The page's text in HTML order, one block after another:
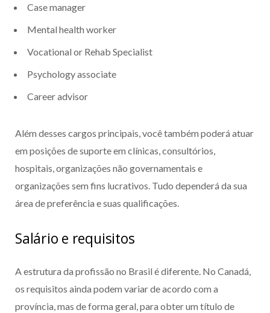
Case manager
Mental health worker
Vocational or Rehab Specialist
Psychology associate
Career advisor
Além desses cargos principais, você também poderá atuar
em posições de suporte em clínicas, consultórios,
hospitais, organizações não governamentais e
organizações sem fins lucrativos. Tudo dependerá da sua
área de preferência e suas qualificações.
Salário e requisitos
A estrutura da profissão no Brasil é diferente. No Canadá,
os requisitos ainda podem variar de acordo com a
província, mas de forma geral, para obter um título de